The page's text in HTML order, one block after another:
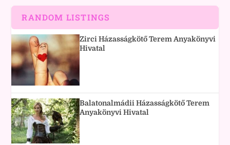
RANDOM LISTINGS
Zirci Házasságkötő Terem Anyakönyvi
Hivatal
Balatonalmádii Házasságkötő Terem
Anyakönyvi Hivatal